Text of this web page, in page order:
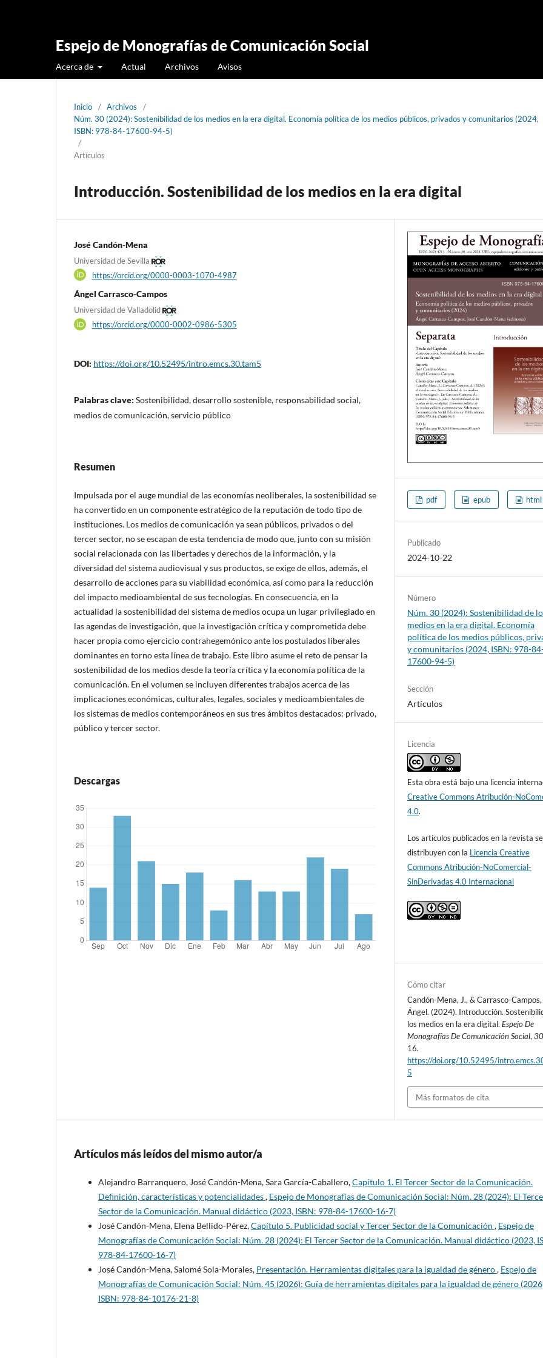
Espejo de Monografías de Comunicación Social
Acerca de Actual Archivos Avisos
Inicio / Archivos
/
Núm. 30 (2024): Sostenibilidad de los medios en la era digital. Economía política de los medios públicos, privados y comunitarios (2024,
ISBN: 978-84-17600-94-5)
/
Artículos
Introducción. Sostenibilidad de los medios en la era digital
José Candón-Mena
Universidad de Sevilla
https://orcid.org/0000-0003-1070-4987
Ángel Carrasco-Campos
Universidad de Valladolid
https://orcid.org/0000-0002-0986-5305
DOI: https://doi.org/10.52495/intro.emcs.30.tam5
Palabras clave: Sostenibilidad, desarrollo sostenible, responsabilidad social,
medios de comunicación, servicio público
Resumen
Impulsada por el auge mundial de las economías neoliberales, la sostenibilidad se
ha convertido en un componente estratégico de la reputación de todo tipo de
instituciones. Los medios de comunicación ya sean públicos, privados o del
tercer sector, no se escapan de esta tendencia de modo que, junto con su misión
social relacionada con las libertades y derechos de la información, y la
diversidad del sistema audiovisual y sus productos, se exige de ellos, además, el
desarrollo de acciones para su viabilidad económica, así como para la reducción
del impacto medioambiental de sus tecnologías. En consecuencia, en la
actualidad la sostenibilidad del sistema de medios ocupa un lugar privilegiado en
las agendas de investigación, que la investigación crítica y comprometida debe
hacer propia como ejercicio contrahegemónico ante los postulados liberales
dominantes en torno esta línea de trabajo. Este libro asume el reto de pensar la
sostenibilidad de los medios desde la teoría crítica y la economía política de la
comunicación. En el volumen se incluyen diferentes trabajos acerca de las
implicaciones económicas, culturales, legales, sociales y medioambientales de
los sistemas de medios contemporáneos en sus tres ámbitos destacados: privado,
público y tercer sector.
Descargas
pdf epub html
Publicado
2024-10-22
Número
Núm. 30 (2024): Sostenibilidad de
medios en la era digital. Economía
política de los medios públicos,
y comunitarios (2024, ISBN: 978-
17600-94-5)
Sección
Artículos
Licencia
Esta obra está bajo una licencia
Creative Commons Atribución-
4.0.
Los artículos publicados en la revista se
distribuyen con la Licencia Creative
Commons Atribución-NoComercial-
SinDerivadas 4.0 Internacional
Cómo citar
Candón-Mena, J., & Carrasco-Campos,
Ángel. (2024). Introducción.
los medios en la era digital.Espejo De
Monografías De Comunicación Social,
16.
https://doi.org/10.52495/
5
Más formatos de cita
Artículos más leídos del mismo autor/a
Alejandro Barranquero, José Candón-Mena, Sara García-Caballero,Capítulo 1. El Tercer Sector de la Comunicación.
Definición, características y potencialidades, Espejo de Monografías de Comunicación Social: Núm. 28 (2024): El
Sector de la Comunicación. Manual didáctico (2023, ISBN: 978-84-17600-16-7)
José Candón-Mena, Elena Bellido-Pérez,Capítulo 5. Publicidad social y Tercer Sector de la Comunicación , Espejo de
Monografías de Comunicación Social: Núm. 28 (2024): El Tercer Sector de la Comunicación. Manual didáctico (2023,
978-84-17600-16-7)
José Candón-Mena, Salomé Sola-Morales, Presentación. Herramientas digitales para la igualdad de género, Espejo de
Monografías de Comunicación Social: Núm. 45 (2026): Guía de herramientas digitales para la igualdad de género
ISBN: 978-84-10176-21-8)